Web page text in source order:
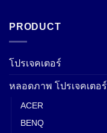
PRODUCT
โปรเจคเตอร์
หลอดภาพ โปรเจคเตอร์
ACER
BENQ